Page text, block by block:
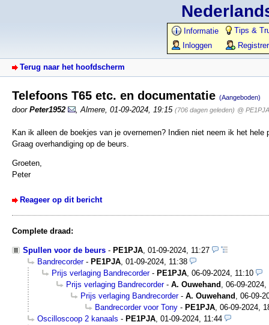
Informatie
Tips &
Inloggen
Terug naar het hoofdscherm
Telefoons T65 etc. en documentatie (Aangeboden)
door Peter1952 Almere 01-09-2024, 19:15 (706 dagen geleden) @ PE1PJA
Kan ik alleen de boekjes van je overnemen? Indien niet neem ik het hele
Graag overhandiging op de beurs.
Groeten,
Peter
Reageer op dit bericht
Complete draad:
Spullen voor de beurs - PE1PJA, 01-09-2024, 11:27
Bandrecorder- PE1PJA, 01-09-2024, 11:38
Prijs verlaging Bandrecorder- PE1PJA, 06-09-2024, 11:10
Prijs verlaging Bandrecorder- A. Ouwehand , 06-09-2024,
Prijs verlaging Bandrecorder- A. Ouwehand , 06-09-
Bandrecorder voor Tony - PE1PJA, 06-09-2024,
Oscilloscoop 2 kanaals - PE1PJA, 01-09-2024, 11:44